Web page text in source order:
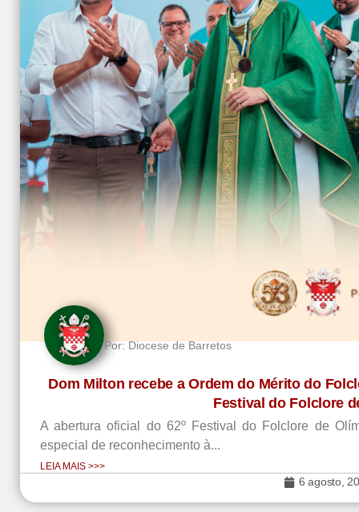
Por:Diocese de Barretos
Dom Milton recebe a Ordem do Mérito do
Festival do Folclore
A abertura oficial do 62º Festival do Folclore de
especial de reconhecimento à...
LEIA MAIS >>>
6 agosto,